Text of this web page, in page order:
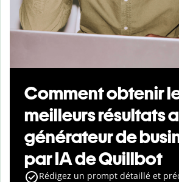
Comment obtenir
meilleurs résultats
générateur de
par IA de Quillbot
Rédigez un prompt détaillé et